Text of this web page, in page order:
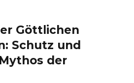
Göttlichen
Schutz und
der